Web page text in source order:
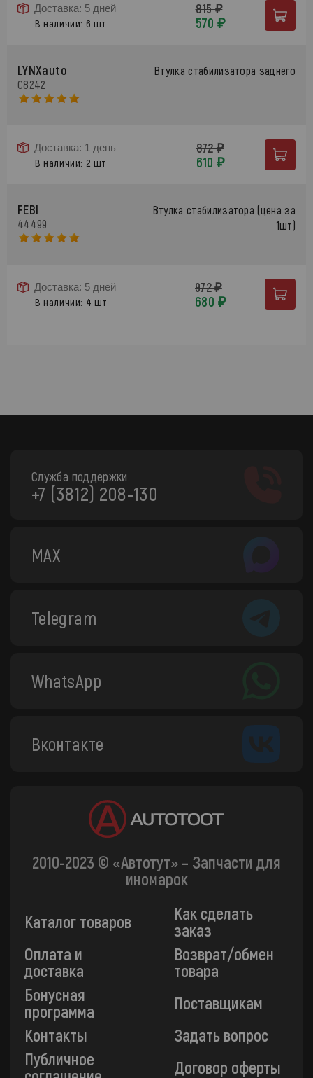
Доставка: 5 дней
В наличии: 6 шт
815 ₽
570 ₽
LYNXauto
C8242
Втулка стабилизатора заднего
Доставка: 1 день
В наличии: 2 шт
872 ₽
610 ₽
FEBI
44499
Втулка стабилизатора (цена за
1шт)
Доставка: 5 дней
В наличии: 4 шт
972 ₽
680 ₽
Служба поддержки:
+7 (3812) 208-130
MAX
Telegram
WhatsApp
Вконтакте
2010-2023 © «Автотут» – Запчасти для
иномарок
Каталог товаров
Как сделать
заказ
Оплата и
доставка
Возврат/обмен
товара
Бонусная
программа
Поставщикам
Контакты
Задать вопрос
Публичное
Договор оферты